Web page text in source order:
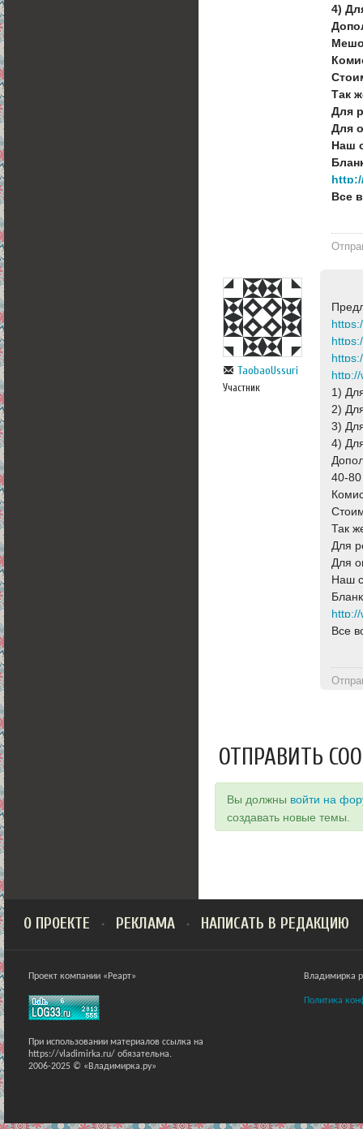
4)
Так
Для
Для
Наш
Все
TaobaoUssuri
Участник
1)
2)
3)
4)
40-
Так
Для
Для
Наш
Все
ОТПРАВИТЬ
Вы должны войти на
создавать новые темы.
О ПРОЕКТЕ РЕКЛАМА НАПИСАТЬ В РЕДАКЦИЮ
Проект компании «Реарт»
При использовании материалов ссылка на
https://vladimirka.ru/ обязательна.
2006-2025 © «Владимирка.ру»
Владимирка
Политика